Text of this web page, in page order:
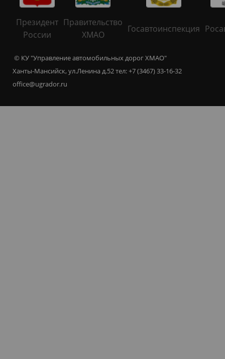
Президент
России
Правительство
ХМАО
Госавтоинспекция
© КУ "Управление автомобильных дорог ХМАО"
Ханты-Мансийск, ул.Ленина д.52 тел: +7 (3467) 33-16-32
office@ugrador.ru